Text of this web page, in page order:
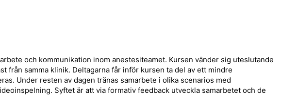
och kommunikation inom anestesiteamet. Kursen vänder sig uteslutande
samma klinik. Deltagarna får inför kursen ta del av ett mindre
Under resten av dagen tränas samarbete i olika scenarios med
Syftet är att via formativ feedback utveckla samarbetet och de